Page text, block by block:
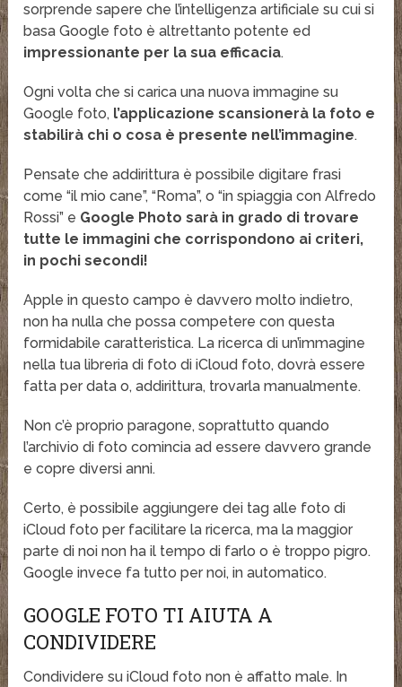
sorprende sapere che l’intelligenza artificiale su cui si
basa Google foto è altrettanto potente ed
impressionante per la sua efficacia.
Ogni volta che si carica una nuova immagine su
Google foto, l’applicazione scansionerà la foto e
stabilirà chi o cosa è presente nell’immagine.
Pensate che addirittura è possibile digitare frasi
come “il mio cane”, “Roma”, o “in spiaggia con Alfredo
Rossi” e Google Photo sarà in grado di trovare
tutte le immagini che corrispondono ai criteri,
in pochi secondi!
Apple in questo campo è davvero molto indietro,
non ha nulla che possa competere con questa
formidabile caratteristica. La ricerca di un’immagine
nella tua libreria di foto di iCloud foto, dovrà essere
fatta per data o, addirittura, trovarla manualmente.
Non c’è proprio paragone, soprattutto quando
l’archivio di foto comincia ad essere davvero grande
e copre diversi anni.
Certo, è possibile aggiungere dei tag alle foto di
iCloud foto per facilitare la ricerca, ma la maggior
parte di noi non ha il tempo di farlo o è troppo pigro.
Google invece fa tutto per noi, in automatico.
GOOGLE FOTO TI AIUTA A
CONDIVIDERE
Condividere su iCloud foto non è affatto male. In